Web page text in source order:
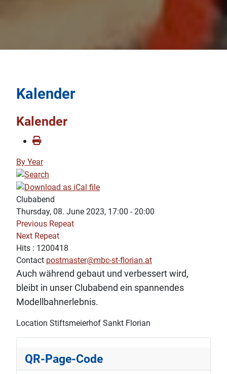
Kalender
Kalender
By Year
Clubabend
Thursday, 08. June 2023, 17:00 - 20:00
Previous Repeat
Next Repeat
Hits : 1200418
Contact postmaster@mbc-st-florian.at
Auch während gebaut und verbessert wird,
bleibt in unser Clubabend ein spannendes
Modellbahnerlebnis.
Location Stiftsmeierhof Sankt Florian
QR-Page-Code